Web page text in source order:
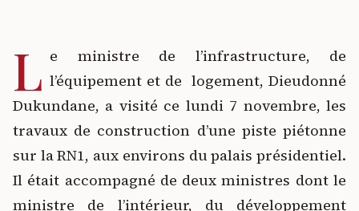
L e ministre de l’infrastructure, de
l’équipement et de logement, Dieudonné
Dukundane, a visité ce lundi 7 novembre, les
travaux de construction d’une piste piétonne
sur la RN1, aux environs du palais présidentiel.
Il était accompagné de deux ministres dont le
ministre de l’intérieur, du développement